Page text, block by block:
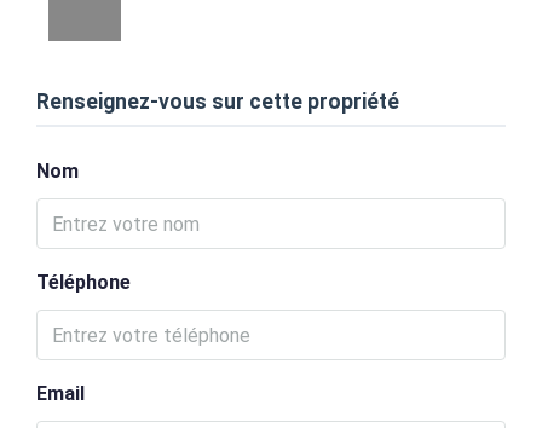
Renseignez-vous sur cette propriété
Nom
Téléphone
Email